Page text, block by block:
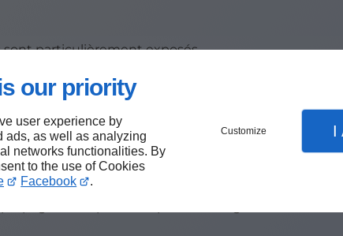
our priority
user experience by
ads, as well as analyzing
networks functionalities. By
to the use of Cookies
Facebook .
Customize I
sont particulièrement exposés.
nettoyées en surface, elles reviennent rapidement
dans plusieurs pièces et fragiliser les